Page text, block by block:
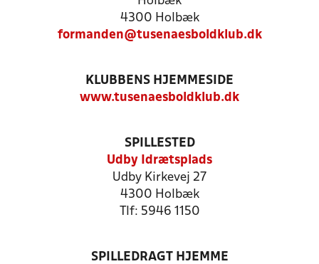
4300 Holbæk
formanden@tusenaesboldklub.dk
KLUBBENS HJEMMESIDE
www.tusenaesboldklub.dk
SPILLESTED
Udby Idrætsplads
Udby Kirkevej 27
4300 Holbæk
Tlf: 5946 1150
SPILLEDRAGT HJEMME